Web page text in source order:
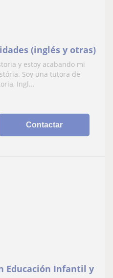
(inglés y otras)
y estoy acabando mi
Soy una tutora de
Ingl...
Contactar
Educación Infantil y